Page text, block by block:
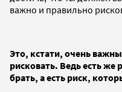
важно и правильно
Это, кстати, очень
рисковать. Ведь есть
брать, а есть риск,